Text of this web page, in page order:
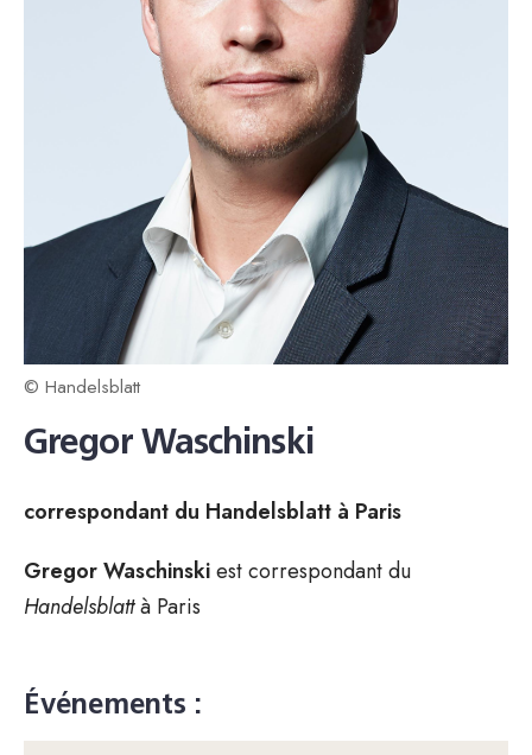
© Handelsblatt
Gregor Waschinski
correspondant du Handelsblatt à Paris
Gregor Waschinskiest correspondant du
Handelsblattà Paris
Événements :